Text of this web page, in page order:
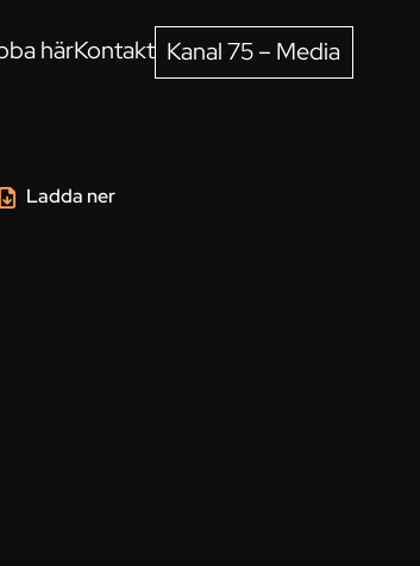
härKontakt Kanal 75 – Media
Ladda ner